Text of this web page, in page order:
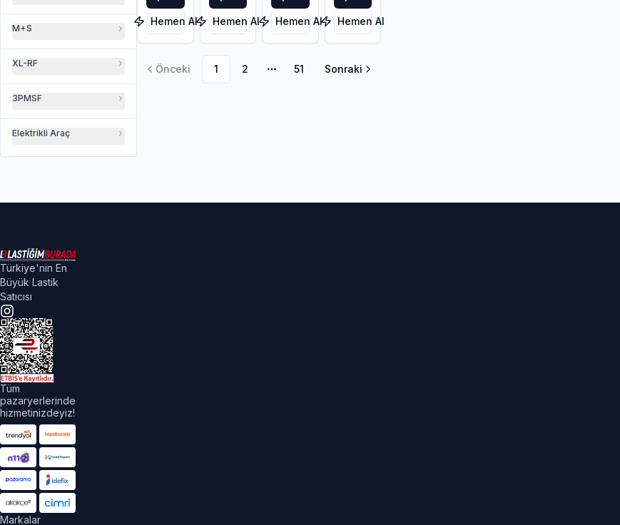
M+S
XL-RF
3PMSF
Elektrikli Araç
Hemen Al Hemen Al Hemen Al Hemen Al
Önceki 1 2
Daha fazla sayfa
51 Sonraki
Türkiye'nin En
Büyük Lastik
Satıcısı
Tüm
pazaryerlerinde
hizmetinizdeyiz!
Markalar